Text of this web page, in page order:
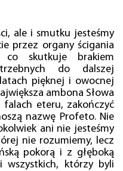
ale i smutku jesteśmy
przez organy ścigania
co skutkuje brakiem
do dalszej
pięknej i owocnej
ambona Słowa
eteru, zakończyć
nazwę Profeto. Nie
ani nie jesteśmy
nie rozumiemy, lecz
pokorą i z głęboką
wszystkich, którzy byli